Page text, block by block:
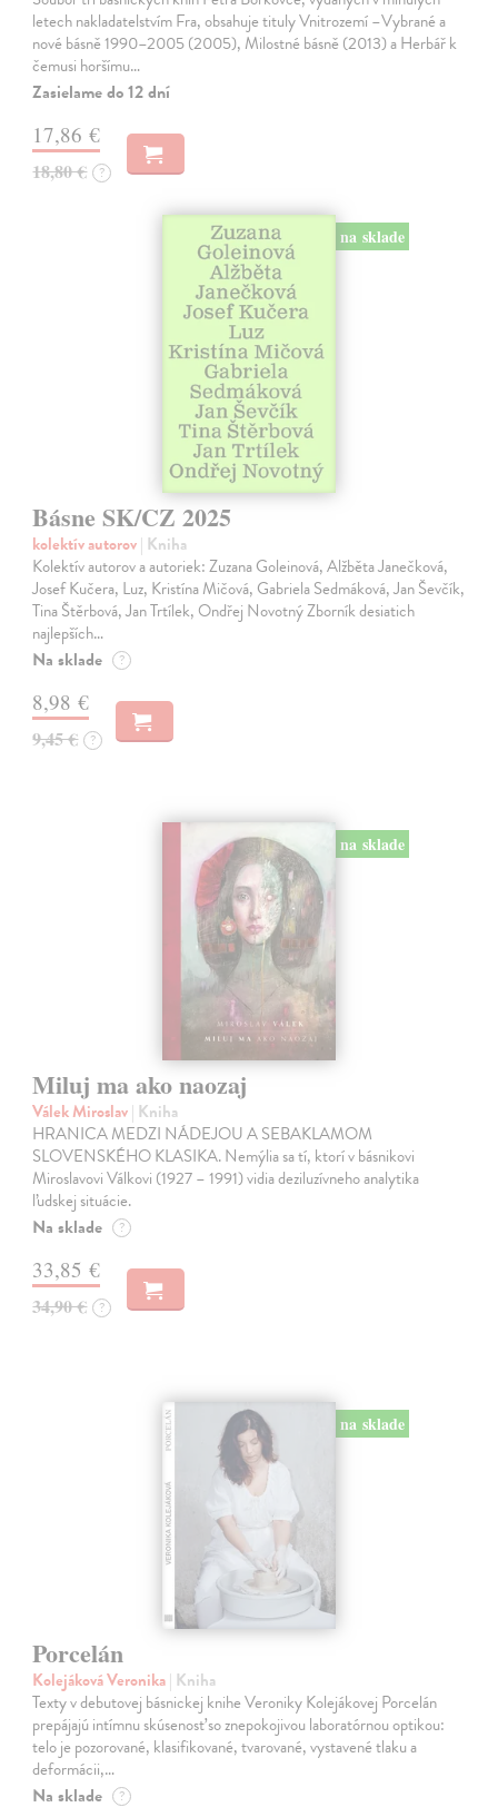
letech nakladatelstvím Fra, obsahuje tituly Vnitrozemí –Vybrané a
nové básně 1990–2005 (2005), Milostné básně (2013) a Herbář k
čemusi horšímu…
Zasielame do 12 dní
17,86 €
18,80 € ?
na sklade
Básne SK/CZ 2025
kolektív autorov| Kniha
Kolektív autorov a autoriek: Zuzana Goleinová, Alžběta Janečková,
Josef Kučera, Luz, Kristína Mičová, Gabriela Sedmáková, Jan Ševčík,
Tina Štěrbová, Jan Trtílek, Ondřej Novotný Zborník desiatich
najlepších…
Na sklade ?
8,98 €
9,45 € ?
na sklade
Miluj ma ako naozaj
Válek Miroslav| Kniha
HRANICA MEDZI NÁDEJOU A SEBAKLAMOM
SLOVENSKÉHO KLASIKA. Nemýlia sa tí, ktorí v básnikovi
Miroslavovi Válkovi (1927 – 1991) vidia deziluzívneho analytika
ľudskej situácie.
Na sklade ?
33,85 €
34,90 € ?
na sklade
Porcelán
Kolejáková Veronika| Kniha
Texty v debutovej básnickej knihe Veroniky Kolejákovej Porcelán
prepájajú intímnu skúsenosť so znepokojivou laboratórnou optikou:
telo je pozorované, klasifikované, tvarované, vystavené tlaku a
deformácii,…
Na sklade ?